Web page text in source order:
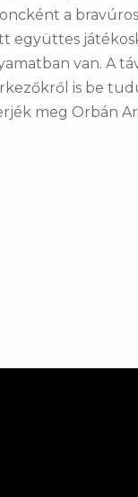
a
együttes
van. A
is be
meg Orbán